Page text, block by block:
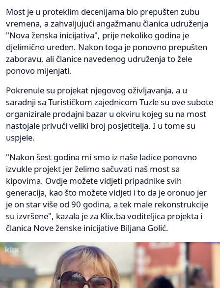
Most je u proteklim decenijama bio prepušten zubu
vremena, a zahvaljujući angažmanu članica udruženja
"Nova ženska inicijativa", prije nekoliko godina je
djelimično uređen. Nakon toga je ponovno prepušten
zaboravu, ali članice navedenog udruženja to žele
ponovo mijenjati.
Pokrenule su projekat njegovog oživljavanja, a u
saradnji sa Turističkom zajednicom Tuzle su ove subote
organizirale prodajni bazar u okviru kojeg su na most
nastojale privući veliki broj posjetitelja. I u tome su
uspjele.
"Nakon šest godina mi smo iz naše ladice ponovno
izvukle projekt jer želimo sačuvati naš most sa
kipovima. Ovdje možete vidjeti pripadnike svih
generacija, kao što možete vidjeti i to da je oronuo jer
je on star više od 90 godina, a tek male rekonstrukcije
su izvršene", kazala je za Klix.ba voditeljica projekta i
članica Nove ženske inicijative Biljana Golić.